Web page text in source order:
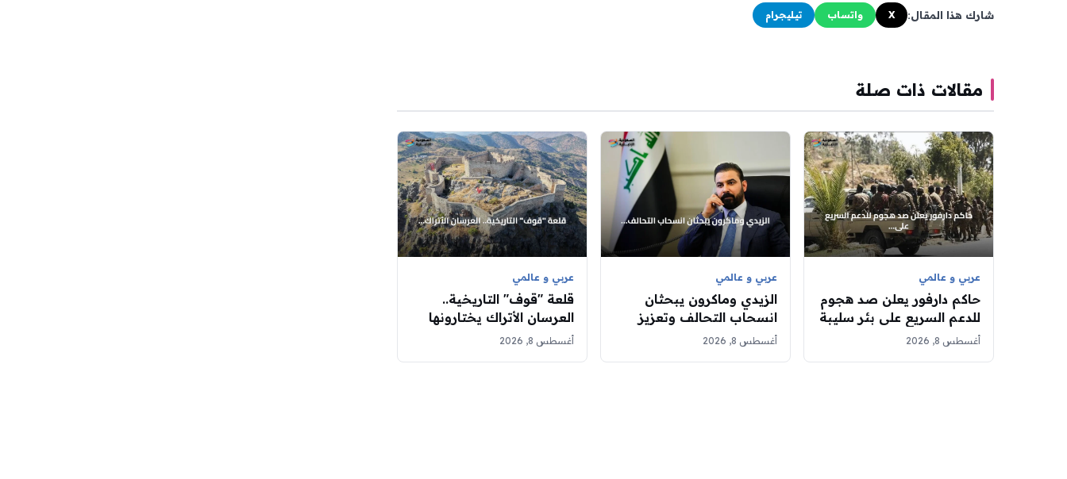
شارك هذا المقال: X واتساب تيليجرام
مقالات ذات صلة
عربي و عالمي
حاكم دارفور يعلن صد هجوم
للدعم السريع على بئر سليبة
في غرب الإقليم
أغسطس 8, 2026
عربي و عالمي
الزيدي وماكرون يبحثان
انسحاب التحالف وتعزيز
الشراكة الاقتصادية
أغسطس 8, 2026
عربي و عالمي
قلعة "قوف" التاريخية..
العرسان الأتراك يختارونها
بديلاً لاستوديوهات التصوير
أغسطس 8, 2026